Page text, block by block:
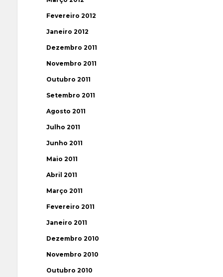
Fevereiro 2012
Janeiro 2012
Dezembro 2011
Novembro 2011
Outubro 2011
Setembro 2011
Agosto 2011
Julho 2011
Junho 2011
Maio 2011
Abril 2011
Março 2011
Fevereiro 2011
Janeiro 2011
Dezembro 2010
Novembro 2010
Outubro 2010